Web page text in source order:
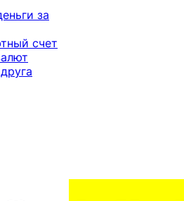
за
счет